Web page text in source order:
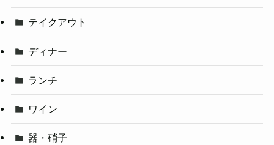
テイクアウト
ディナー
ランチ
ワイン
器・硝子